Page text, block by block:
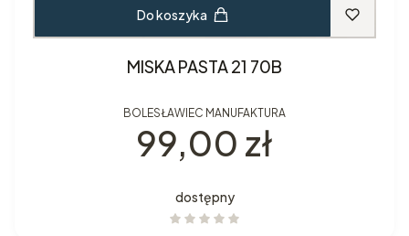
Do koszyka
MISKA PASTA 21 70B
BOLESŁAWIEC MANUFAKTURA
Cena
99,00 zł
dostępny